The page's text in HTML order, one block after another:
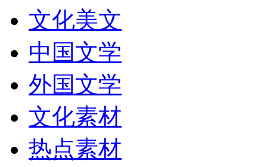
文化美文
中国文学
外国文学
文化素材
热点素材